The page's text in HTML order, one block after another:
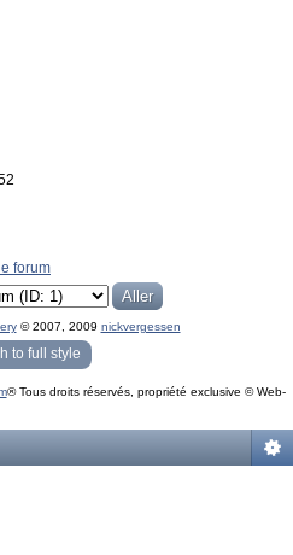
forum
© 2007, 2009 nickvergessen
par
darky
to full style
® Tous droits réservés, propriété exclusive © Web-